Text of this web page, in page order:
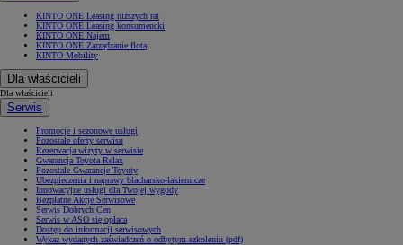
KINTO ONE Leasing niższych rat
KINTO ONE Leasing konsumencki
KINTO ONE Najem
KINTO ONE Zarządzanie flotą
KINTO Mobility
Dla właścicieli
Dla właścicieli
Serwis
Promocje i sezonowe usługi
Pozostałe oferty serwisu
Rezerwacja wizyty w serwisie
Gwarancja Toyota Relax
Pozostałe Gwarancje Toyoty
Ubezpieczenia i naprawy blacharsko-lakiernicze
Innowacyjne usługi dla Twojej wygody
Bezpłatne Akcje Serwisowe
Serwis Dobrych Cen
Serwis w ASO się opłaca
Dostęp do informacji serwisowych
Wykaz wydanych zaświadczeń o odbytym szkoleniu (pdf)